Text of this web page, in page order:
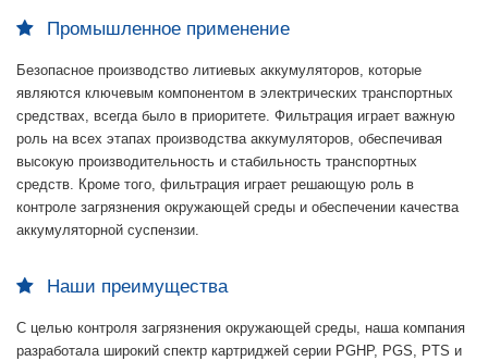
Промышленное применение
Безопасное производство литиевых аккумуляторов, которые
являются ключевым компонентом в электрических транспортных
средствах, всегда было в приоритете. Фильтрация играет важную
роль на всех этапах производства аккумуляторов, обеспечивая
высокую производительность и стабильность транспортных
средств. Кроме того, фильтрация играет решающую роль в
контроле загрязнения окружающей среды и обеспечении качества
аккумуляторной суспензии.
Наши преимущества
С целью контроля загрязнения окружающей среды, наша компания
разработала широкий спектр картриджей серии PGHP, PGS, PTS и